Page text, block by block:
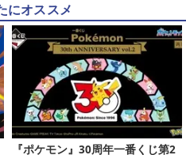
にオススメ
『ポケモン』30周年一番くじ第2